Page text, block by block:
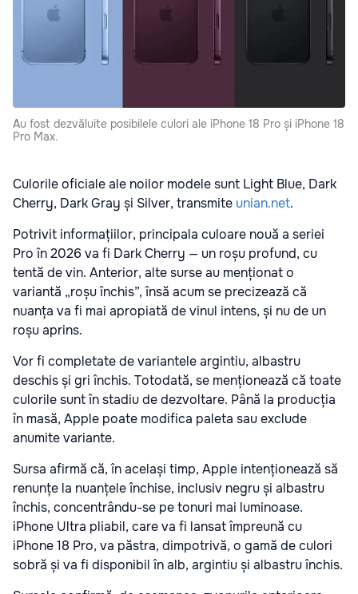
Au fost dezvăluite posibilele culori ale iPhone 18 Pro și iPhone 18
Pro Max.
Culorile oficiale ale noilor modele sunt Light Blue, Dark
Cherry, Dark Gray și Silver, transmite unian.net.
Potrivit informațiilor, principala culoare nouă a seriei
Pro în 2026 va fi Dark Cherry — un roșu profund, cu
tentă de vin. Anterior, alte surse au menționat o
variantă „roșu închis”, însă acum se precizează că
nuanța va fi mai apropiată de vinul intens, și nu de un
roșu aprins.
Vor fi completate de variantele argintiu, albastru
deschis și gri închis. Totodată, se menționează că toate
culorile sunt în stadiu de dezvoltare. Până la producția
în masă, Apple poate modifica paleta sau exclude
anumite variante.
Sursa afirmă că, în același timp, Apple intenționează să
renunțe la nuanțele închise, inclusiv negru și albastru
închis, concentrându-se pe tonuri mai luminoase.
iPhone Ultra pliabil, care va fi lansat împreună cu
iPhone 18 Pro, va păstra, dimpotrivă, o gamă de culori
sobră și va fi disponibil în alb, argintiu și albastru închis.